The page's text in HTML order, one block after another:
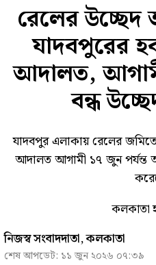
রেলের উচ্ছেদ
যাদবপুরের
আদালত,
বন্ধ
যাদবপুর এলাকায় রেলের
আদালত আগামী ১৭ জুন পর্যন্ত
কলকাতা
নিজস্ব সংবাদদাতা, কলকাতা
শেষ আপডেট: ১১ জুন ২০২৬ ০৭:৩৯